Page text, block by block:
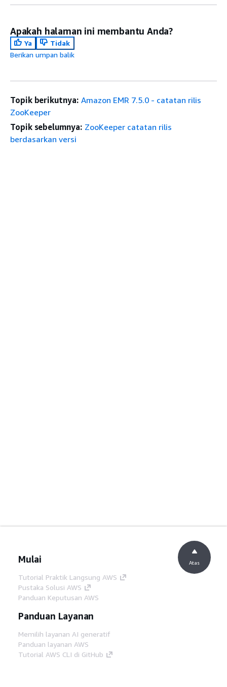
Apakah halaman ini membantu Anda?
Ya
Tidak
Berikan umpan balik
Topik berikutnya: Amazon EMR 7.5.0 - catatan rilis
ZooKeeper
Topik sebelumnya: ZooKeeper catatan rilis
berdasarkan versi
Mulai
Tutorial Praktik Langsung AWS
Pustaka Solusi AWS
Panduan Keputusan AWS
Panduan Layanan
Memilih layanan AI generatif
Panduan layanan AWS
Tutorial AWS CLI di GitHub
Atas